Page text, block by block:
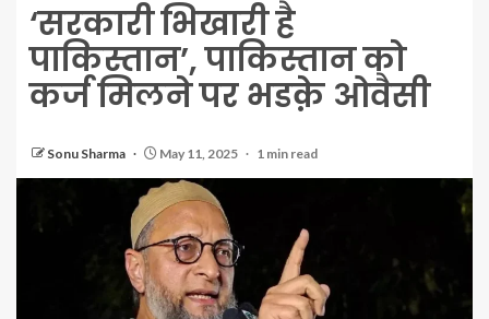
‘सरकारी भिखारी है
पाकिस्तान’, पाकिस्तान को
कर्ज मिलने पर भडक़े ओवैसी
Sonu Sharma May 11, 2025 1 min read